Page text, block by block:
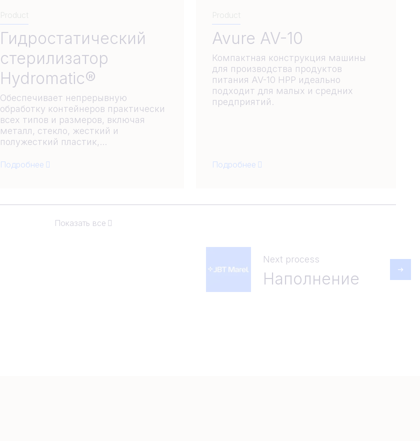
Product
Гидростатический
стерилизатор
Hydromatic®
Обеспечивает непрерывную
обработку контейнеров практически
всех типов и размеров, включая
металл, стекло, жесткий и
полужесткий пластик,...
Подробнее
Product
Avure AV-10
Компактная конструкция машины
для производства продуктов
питания AV-10 HPP идеально
подходит для малых и средних
предприятий.
Подробнее
Показать все
Next process
Наполнение